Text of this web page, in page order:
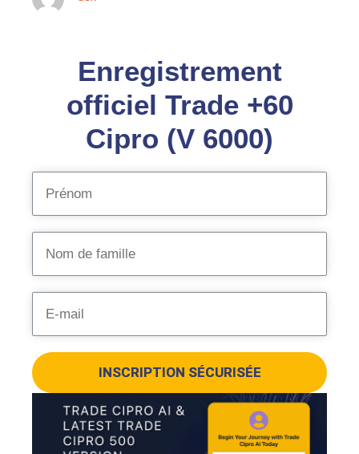
Enregistrement
officiel Trade +60
Cipro (V 6000)
INSCRIPTION SÉCURISÉE